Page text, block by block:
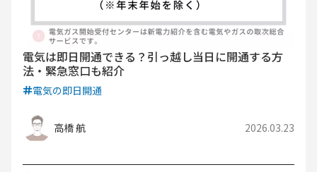
電気は即日開通できる？引っ越し当日に開通する方
法・緊急窓口も紹介
電気の即日開通
高橋 航 2026.03.23